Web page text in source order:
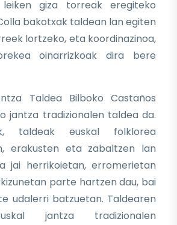
giza torreak eregiteko
bakotxak taldean lan egiten
lortzeko, eta koordinazinoa,
oinarrizkoak dira bere
Taldea Bilboko Castaños
jantza tradizionalen taldea da.
taldeak euskal folklorea
erakusten eta zabaltzen lan
jai herrikoietan, erromerietan
parte hartzen dau, bai
udalerri batzuetan. Taldearen
jantza tradizionalen